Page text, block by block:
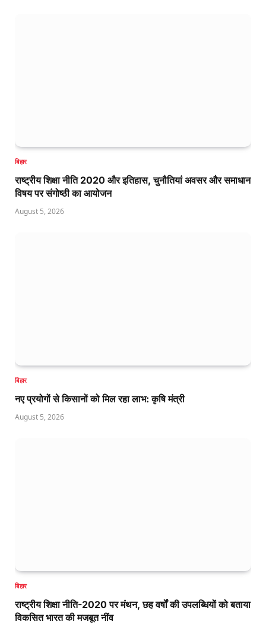
बिहार
राष्ट्रीय शिक्षा नीति 2020 और इतिहास, चुनौतियां अवसर और समाधान
विषय पर संगोष्ठी का आयोजन
August 5, 2026
बिहार
नए प्रयोगों से किसानों को मिल रहा लाभ: कृषि मंत्री
August 5, 2026
बिहार
राष्ट्रीय शिक्षा नीति-2020 पर मंथन, छह वर्षों की उपलब्धियों को बताया
विकसित भारत की मजबूत नींव